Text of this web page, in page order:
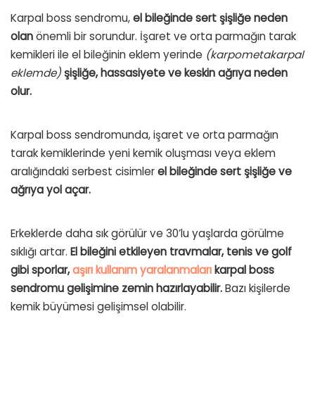
Karpal boss sendromu,el bileğinde sert şişliğe neden
olanönemli bir sorundur. İşaret ve orta parmağın tarak
kemikleri ile el bileğinin eklem yerinde (karpometakarpal
eklemde)şişliğe, hassasiyete ve keskin ağrıya neden
olur.
Karpal boss sendromunda, işaret ve orta parmağın
tarak kemiklerinde yeni kemik oluşması veya eklem
aralığındaki serbest cisimlerel bileğinde sert şişliğe ve
ağrıya yol açar.
Erkeklerde daha sık görülür ve 30’lu yaşlarda görülme
sıklığı artar. El bileğini etkileyen travmalar, tenis ve golf
gibi sporlar,aşırı kullanım yaralanmaları karpal boss
sendromu gelişimine zemin hazırlayabilir.Bazı kişilerde
kemik büyümesi gelişimsel olabilir.